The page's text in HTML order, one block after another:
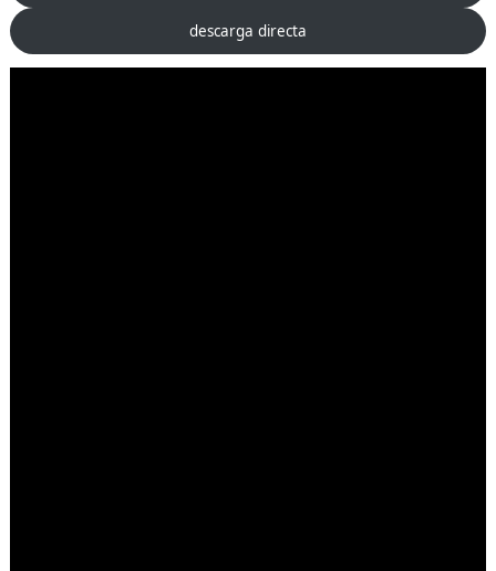
descarga directa